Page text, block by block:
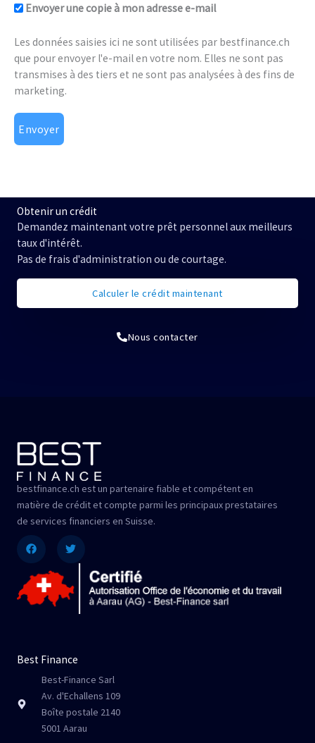
Envoyer une copie à mon adresse e-mail
Les données saisies ici ne sont utilisées par bestfinance.ch
que pour envoyer l'e-mail en votre nom. Elles ne sont pas
transmises à des tiers et ne sont pas analysées à des fins de
marketing.
Envoyer
Obtenir un crédit
Demandez maintenant votre prêt personnel aux meilleurs
taux d'intérêt.
Pas de frais d'administration ou de courtage.
Calculer le crédit maintenant
Nous contacter
bestfinance.ch est un partenaire fiable et compétent en
matière de crédit et compte parmi les principaux prestataires
de services financiers en Suisse.
Best Finance
Best-Finance Sarl
Av. d'Echallens 109
Boîte postale 2140
5001 Aarau